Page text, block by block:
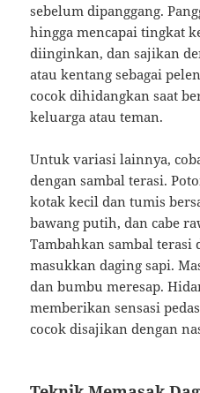
sebelum dipanggang.
hingga mencapai tingkat
diinginkan, dan sajikan
atau kentang sebagai
cocok dihidangkan saat
keluarga atau teman.
Untuk variasi lainnya,
dengan sambal terasi.
kotak kecil dan tumis
bawang putih, dan cabe
Tambahkan sambal
masukkan daging sapi.
dan bumbu meresap.
memberikan sensasi
cocok disajikan dengan